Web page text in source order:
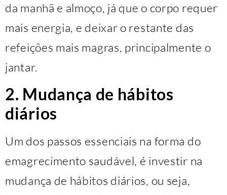
da manhã e almoço, já que o corpo requer
mais energia, e deixar o restante das
refeições mais magras, principalmente o
jantar.
2. Mudança de hábitos
diários
Um dos passos essenciais na forma do
emagrecimento saudável, é investir na
mudança de hábitos diários, ou seja,